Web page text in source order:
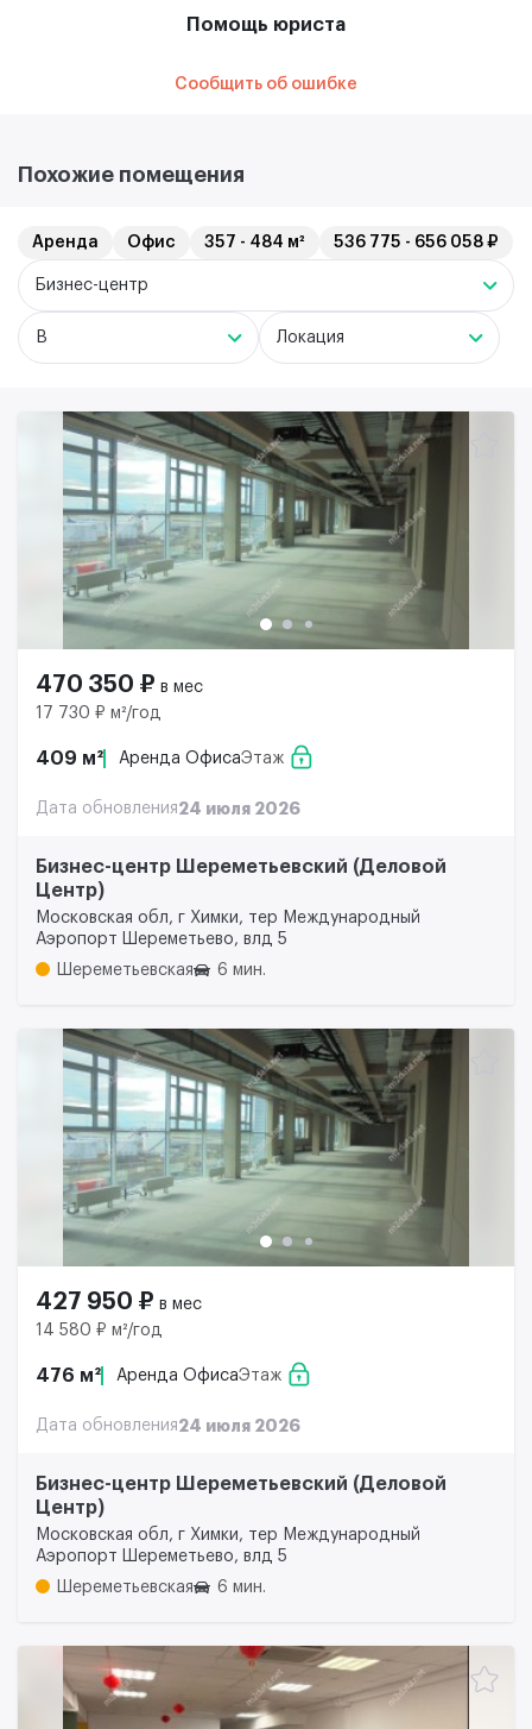
Помощь юриста
Сообщить об ошибке
Похожие помещения
Аренда Офис 357 - 484 м² 536 775 - 656 058 ₽
Бизнес-центр
B Локация
470 350 ₽ в мес
17 730 ₽ м²/год
409 м² Аренда ОфисаЭтаж
Дата обновления24 июля 2026
Бизнес-центр Шереметьевский (Деловой
Центр)
Московская обл, г Химки, тер Международный
Аэропорт Шереметьево, влд 5
Шереметьевская
6 мин.
427 950 ₽ в мес
14 580 ₽ м²/год
476 м² Аренда ОфисаЭтаж
Дата обновления24 июля 2026
Бизнес-центр Шереметьевский (Деловой
Центр)
Московская обл, г Химки, тер Международный
Аэропорт Шереметьево, влд 5
Шереметьевская
6 мин.